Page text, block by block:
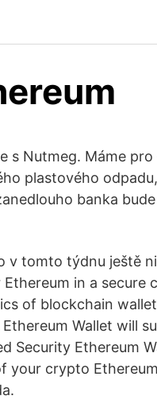
s Nutmeg. Máme pro
plastového
banka
v tomto týdnu ještě
in a secure
of blockchain
Wallet will
Security Ethereum
crypto